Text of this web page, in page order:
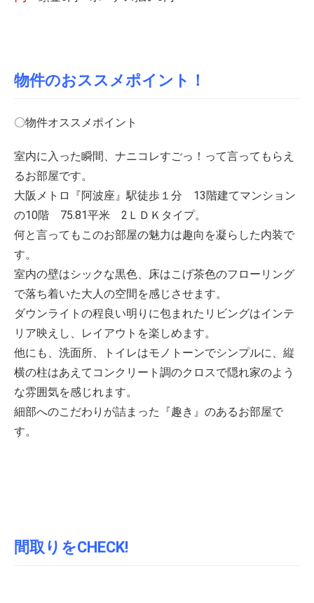
物件のおススメポイント！
〇物件オススメポイント
室内に入った瞬間、ナニコレすごっ！って言ってもらえ
るお部屋です。
大阪メトロ『阿波座』駅徒歩１分 13階建てマンション
の10階 75.81平米 2ＬＤＫタイプ。
何と言ってもこのお部屋の魅力は趣向を凝らした内装で
す。
室内の壁はシックな黒色、床はこげ茶色のフローリング
で落ち着いた大人の空間を感じさせます。
ダウンライトの程良い明りに包まれたリビングはインテ
リア映えし、レイアウトを楽しめます。
他にも、洗面所、トイレはモノトーンでシンプルに、縦
横の柱はあえてコンクリート調のクロスで隠れ家のよう
な雰囲気を感じれます。
細部へのこだわりが詰まった『趣き』のあるお部屋で
す。
間取りをCHECK!